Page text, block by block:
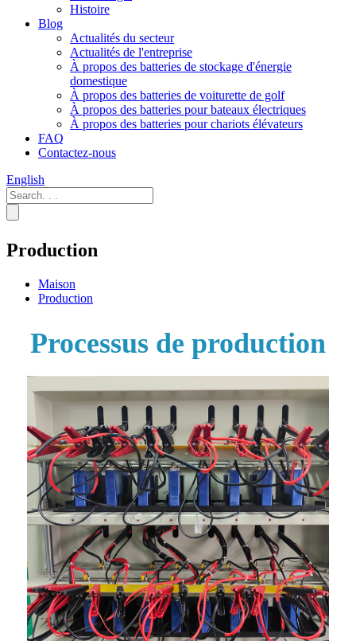
Histoire
Blog
Actualités du secteur
Actualités de l'entreprise
À propos des batteries de stockage d'énergie
domestique
À propos des batteries de voiturette de golf
À propos des batteries pour bateaux électriques
À propos des batteries pour chariots élévateurs
FAQ
Contactez-nous
English
Production
Maison
Production
Processus de production